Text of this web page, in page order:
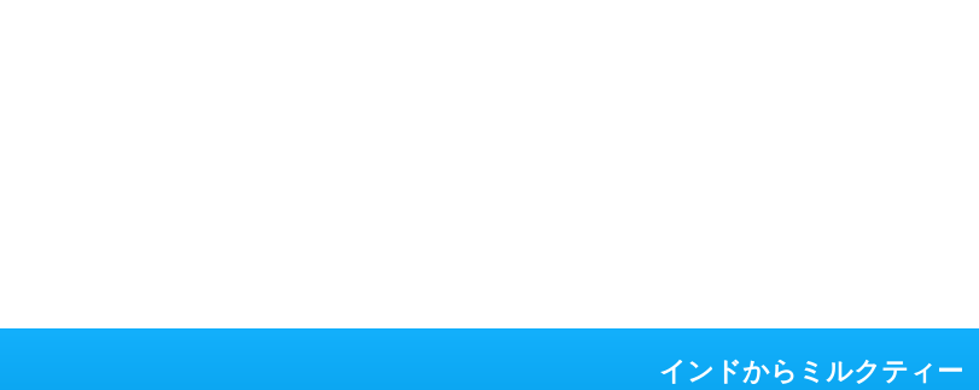
インドからミルクティー